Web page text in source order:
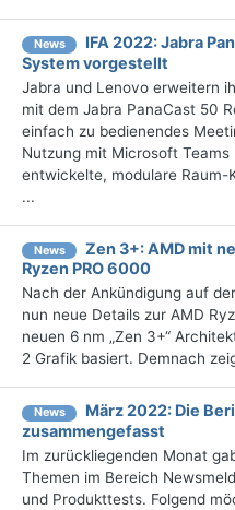
News
IFA 2022: Jabra
System vorgestellt
Jabra und Lenovo erweitern
mit dem Jabra PanaCast 50
einfach zu bedienendes
Nutzung mit Microsoft
entwickelte, modulare
...
News
Zen 3+: AMD mit
Ryzen PRO 6000
Nach der Ankündigung auf
nun neue Details zur AMD
neuen 6 nm „Zen 3+“
2 Grafik basiert. Demnach
News
März 2022: Die
zusammengefasst
Im zurückliegenden Monat
Themen im Bereich
und Produkttests. Folgend